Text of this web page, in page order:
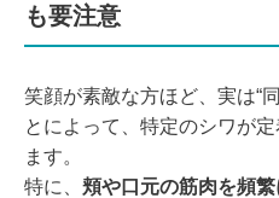
も要注意
笑顔が素敵な方ほど、実は“
とによって、特定のシワが
ます。
特に、 頬や口元の筋肉を頻